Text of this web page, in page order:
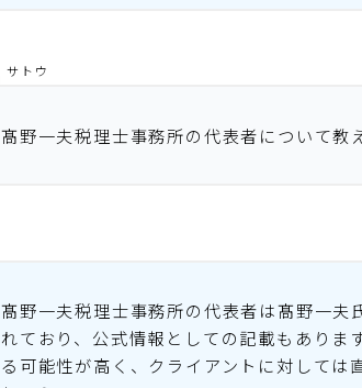
髙野一夫税理士事務所の代表者について教
サトウ
髙野一夫税理士事務所の代表者は髙野一夫
れており、公式情報としての記載もありま
る可能性が高く、クライアントに対しては